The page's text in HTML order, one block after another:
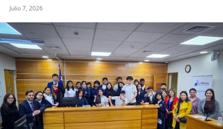
Julio 7, 2026